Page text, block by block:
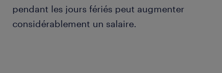
pendant les jours fériés peut augmenter
considérablement un salaire.